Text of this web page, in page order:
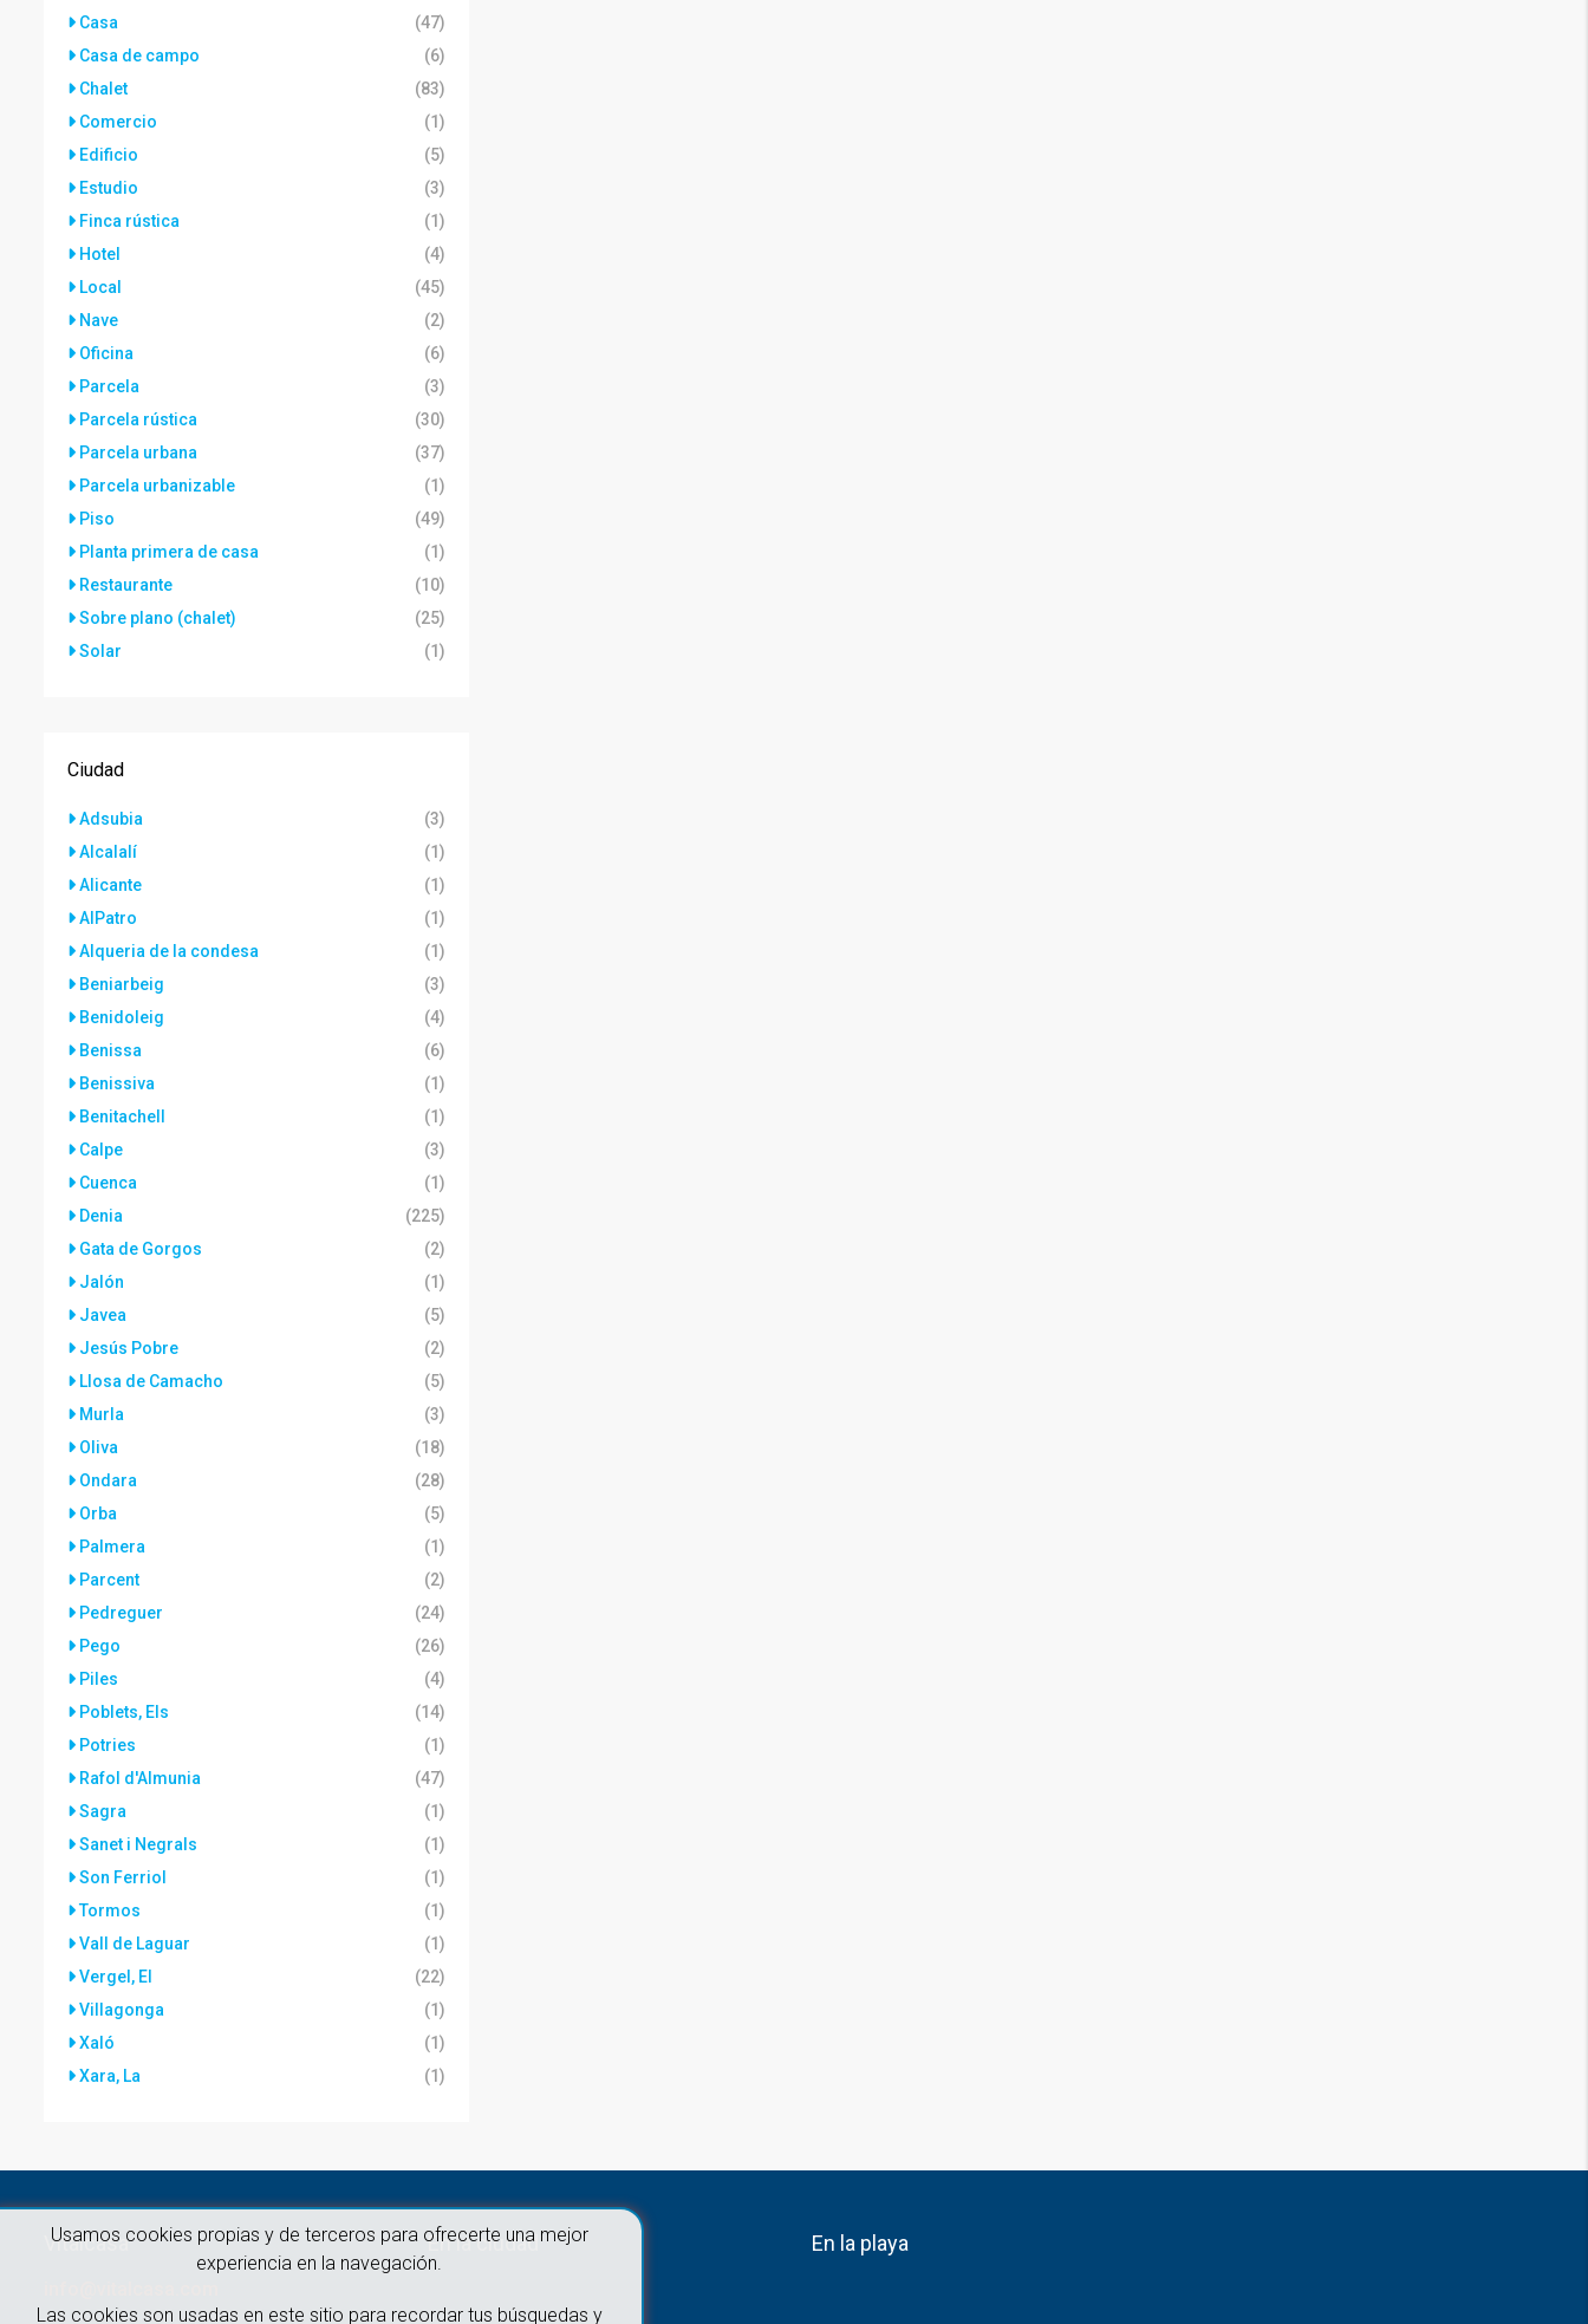
Usamos cookies propias y de terceros para ofrecerte una mejor
experiencia en la navegación.
Las cookies son usadas en este sitio para recordar tus búsquedas y
Casa
(47)
Casa de campo
(6)
Chalet
(83)
Comercio
(1)
Edificio
(5)
Estudio
(3)
Finca rústica
(1)
Hotel
(4)
Local
(45)
Nave
(2)
Oficina
(6)
Parcela
(3)
Parcela rústica
(30)
Parcela urbana
(37)
Parcela urbanizable
(1)
Piso
(49)
Planta primera de casa
(1)
Restaurante
(10)
Sobre plano (chalet)
(25)
Solar
(1)
Ciudad
Adsubia
(3)
Alcalalí
(1)
Alicante
(1)
AlPatro
(1)
Alqueria de la condesa
(1)
Beniarbeig
(3)
Benidoleig
(4)
Benissa
(6)
Benissiva
(1)
Benitachell
(1)
Calpe
(3)
Cuenca
(1)
Denia
(225)
Gata de Gorgos
(2)
Jalón
(1)
Javea
(5)
Jesús Pobre
(2)
Llosa de Camacho
(5)
Murla
(3)
Oliva
(18)
Ondara
(28)
Orba
(5)
Palmera
(1)
Parcent
(2)
Pedreguer
(24)
Pego
(26)
Piles
(4)
Poblets, Els
(14)
Potries
(1)
Rafol d'Almunia
(47)
Sagra
(1)
Sanet i Negrals
(1)
Son Ferriol
(1)
Tormos
(1)
Vall de Laguar
(1)
Vergel, El
(22)
Villagonga
(1)
Xaló
(1)
Xara, La
(1)
Vitalcasa En la ciudad En la playa